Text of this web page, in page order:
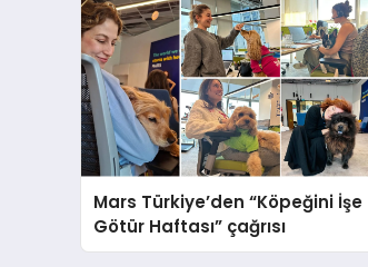
Mars Türkiye’den “Köpeğini İşe
Götür Haftası” çağrısı